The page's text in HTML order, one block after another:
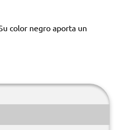
color negro aporta un